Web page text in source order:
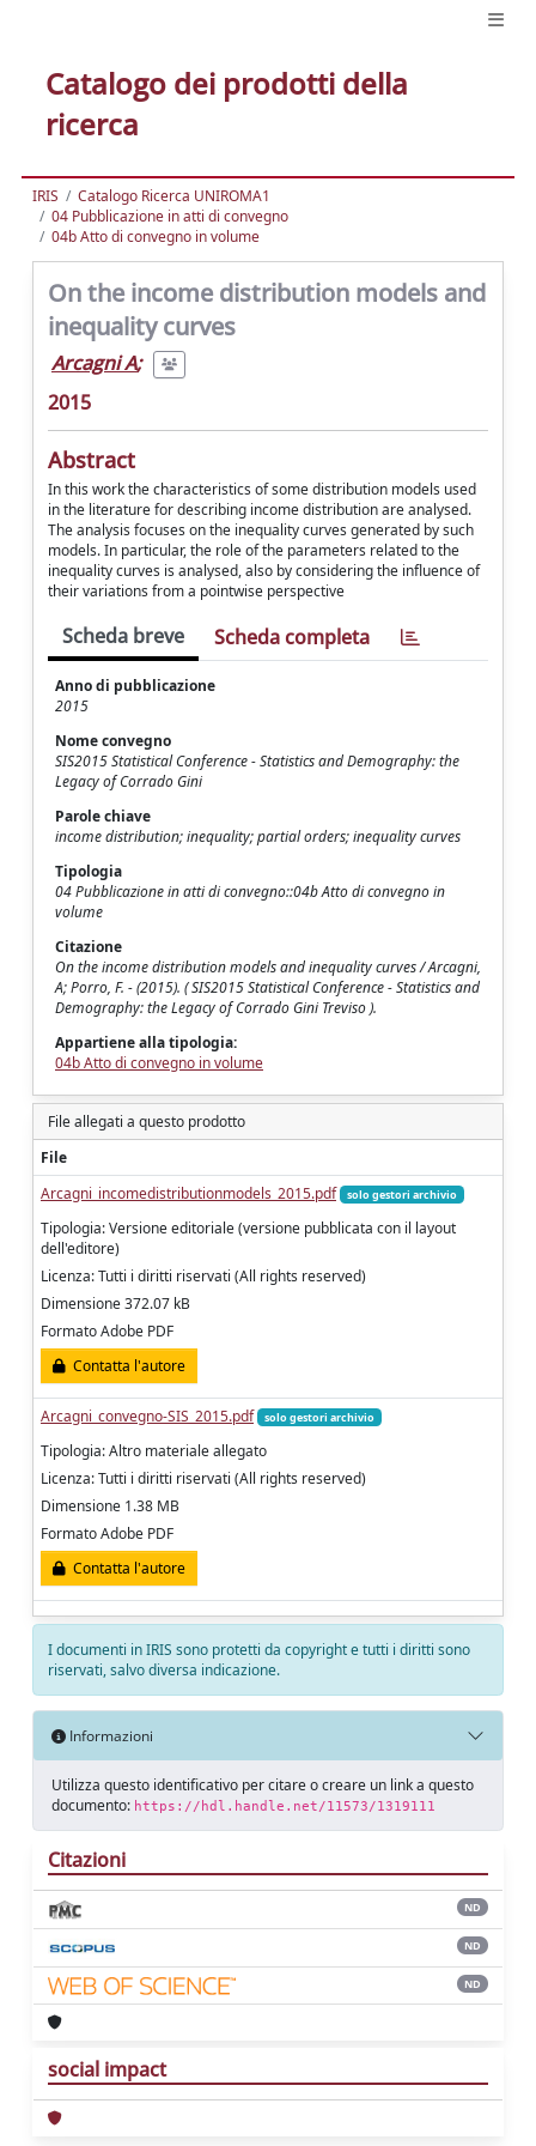
Catalogo dei prodotti della
ricerca
IRIS
Catalogo Ricerca UNIROMA1
04 Pubblicazione in atti di convegno
04b Atto di convegno in volume
On the income distribution models and
inequality curves
Arcagni A;
2015
Abstract
In this work the characteristics of some distribution models used
in the literature for describing income distribution are analysed.
The analysis focuses on the inequality curves generated by such
models. In particular, the role of the parameters related to the
inequality curves is analysed, also by considering the influence of
their variations from a pointwise perspective
Scheda breve Scheda completa
Anno di pubblicazione
2015
Nome convegno
SIS2015 Statistical Conference - Statistics and Demography: the
Legacy of Corrado Gini
Parole chiave
income distribution; inequality; partial orders; inequality curves
Tipologia
04 Pubblicazione in atti di convegno::04b Atto di convegno in
volume
Citazione
On the income distribution models and inequality curves / Arcagni,
A; Porro, F. - (2015). ( SIS2015 Statistical Conference - Statistics and
Demography: the Legacy of Corrado Gini Treviso ).
Appartiene alla tipologia:
04b Atto di convegno in volume
File allegati a questo prodotto
File
Arcagni_incomedistributionmodels_2015.pdf
solo gestori archivio
Tipologia: Versione editoriale (versione pubblicata con il layout
dell'editore)
Licenza: Tutti i diritti riservati (All rights reserved)
Dimensione 372.07 kB
Formato Adobe PDF
Contatta l'autore
Arcagni_convegno-SIS_2015.pdf solo gestori archivio
Tipologia: Altro materiale allegato
Licenza: Tutti i diritti riservati (All rights reserved)
Dimensione 1.38 MB
Formato Adobe PDF
Contatta l'autore
I documenti in IRIS sono protetti da copyright e tutti i diritti sono
riservati, salvo diversa indicazione.
Informazioni
Utilizza questo identificativo per citare o creare un link a questo
documento: https://hdl.handle.net/11573/1319111
Citazioni
ND
ND
ND
social impact